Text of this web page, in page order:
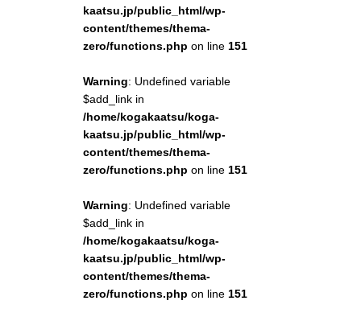
kaatsu.jp/public_html/wp-
content/themes/thema-
zero/functions.php on line 151
Warning: Undefined variable
$add_link in
/home/kogakaatsu/koga-
kaatsu.jp/public_html/wp-
content/themes/thema-
zero/functions.php on line 151
Warning: Undefined variable
$add_link in
/home/kogakaatsu/koga-
kaatsu.jp/public_html/wp-
content/themes/thema-
zero/functions.php on line 151